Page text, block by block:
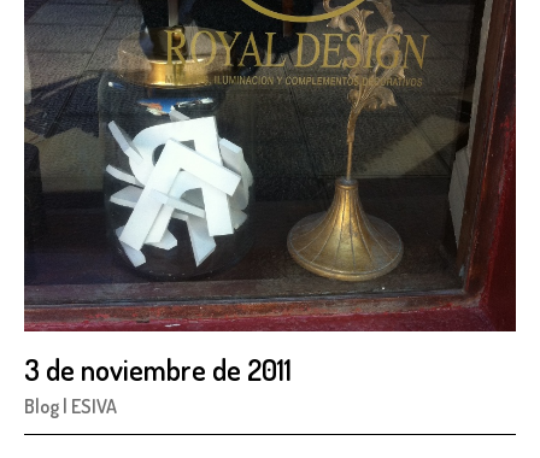
3 de noviembre de 2011
Blog ESIVA